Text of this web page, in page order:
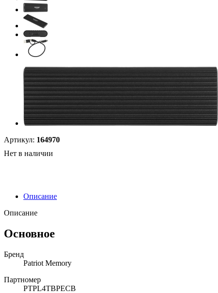
Артикул: 164970
Нет в наличии
Описание
Описание
Основное
Бренд
Patriot Memory
Партномер
PTPL4TBPECB